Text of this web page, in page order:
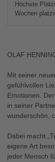
Höchste
Wochen
OLAF
Mit seiner
gefühlvollen
Emotionen.
in seiner
wunderschön,
Dabei macht
eigene Art
jeder Mensch